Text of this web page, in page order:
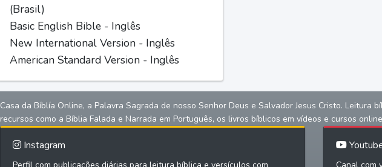
(Brasil)
Basic English Bible - Inglês
New International Version - Inglês
American Standard Version - Inglês
Casa da Bíblía Online, a Palavra Sagrada de nosso Senhor Deus e Salvador Jesus Cristo. Leitura
recursos como a Bíblia Falada e Narrada em Português, os livros bíblicos em vídeos e cursos
Instagram